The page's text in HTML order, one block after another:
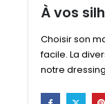
À vos
Choisir son
facile. La
notre